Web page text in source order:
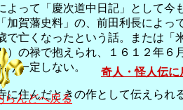
よって「慶次道中日記」として今
加賀藩史料」の、前田利長によっ
で亡くなったという話。または「
）の禄で抱えられ、１６１２年６
り一定しない。
住んだときの作として伝えられ
らんどへ戻る
奇人・怪人伝に